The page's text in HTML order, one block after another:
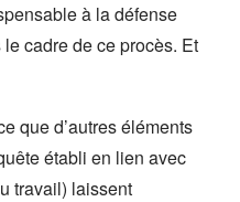
à la défense
cadre de ce procès. Et
que d’autres éléments
établi en lien avec
travail) laissent